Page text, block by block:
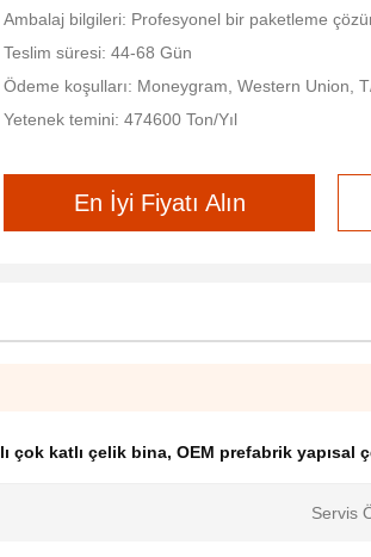
Ambalaj bilgileri: Profesyonel bir paketleme
Teslim süresi: 44-68 Gün
Ödeme koşulları: Moneygram, Western Union,
Yetenek temini: 474600 Ton/Yıl
En İyi Fiyatı Alın
çok katlı çelik bina, OEM prefabrik yapısal
Servis